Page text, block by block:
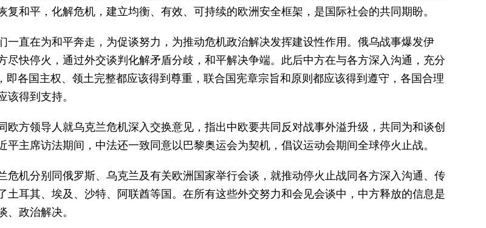
和平，化解危机，建立均衡、有效、可持续的欧洲安全框架，是国际社会的共同期盼。
直在为和平奔走，为促谈努力，为推动危机政治解决发挥建设性作用。俄乌战事爆发伊
快停火，通过外交谈判化解矛盾分歧，和平解决争端。此后中方在与各方深入沟通，充分
各国主权、领土完整都应该得到尊重，联合国宪章宗旨和原则都应该得到遵守，各国合理
得到支持。
方领导人就乌克兰危机深入交换意见，指出中欧要共同反对战事外溢升级，共同为和谈创
主席访法期间，中法还一致同意以巴黎奥运会为契机，倡议运动会期间全球停火止战。
机分别同俄罗斯、乌克兰及有关欧洲国家举行会谈，就推动停火止战同各方深入沟通、传
耳其、埃及、沙特、阿联酋等国。在所有这些外交努力和会见会谈中，中方释放的信息是
政治解决。